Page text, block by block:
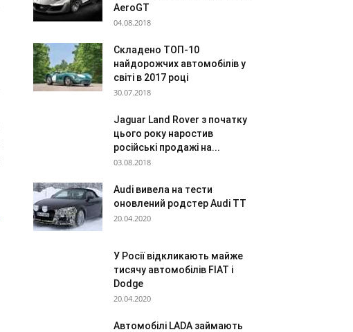
AeroGT
04.08.2018
Складено ТОП-10
найдорожчих автомобілів у
світі в 2017 році
30.07.2018
Jaguar Land Rover з початку
цього року наростив
російські продажі на...
03.08.2018
Audi вивела на тести
оновлений родстер Audi ТТ
20.04.2020
У Росії відкликають майже
тисячу автомобілів FIAT і
Dodge
20.04.2020
Автомобілі LADA займають